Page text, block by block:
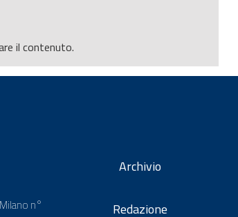
il contenuto.
n°
Archivio
Redazione